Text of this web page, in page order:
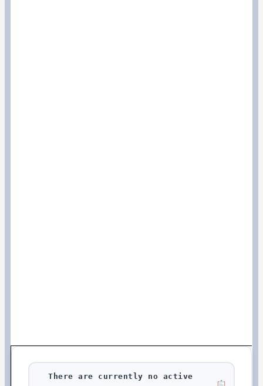
There are currently no active